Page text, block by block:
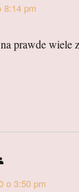
8:14 pm
prawde wiele
o 3:50 pm